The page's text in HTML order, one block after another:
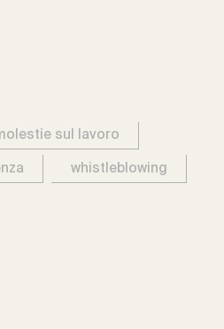
sul lavoro
whistleblowing